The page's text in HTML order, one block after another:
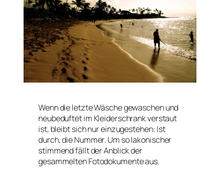
Wenn die letzte Wäsche gewaschen und
neubeduftet im Kleiderschrank verstaut
ist, bleibt sich nur einzugestehen: Ist
durch, die Nummer. Um so lakonischer
stimmend fällt der Anblick der
gesammelten Fotodokumente aus.